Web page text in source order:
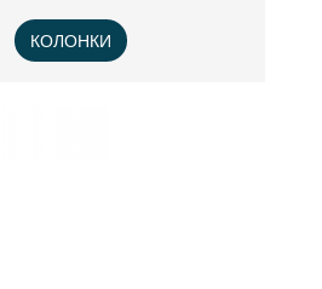
КОЛОНКИ